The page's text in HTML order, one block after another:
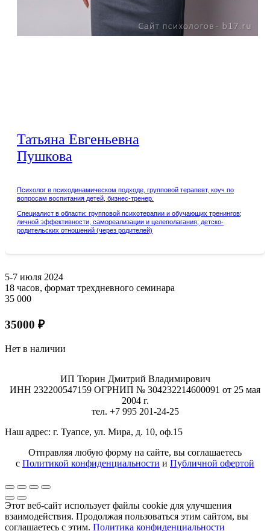
Татьяна Евгеньевна
Пушкова
Психолог в психодинамическом подходе, групповой терапевт, коуч по
вопросам воспитания детей, бизнес-тренер.
Специалист в области: групповой психотерапии и обучающих тренингов;
личной эффективности, самореализации и целеполагания; детско-
родительских отношений (через родителей)
5-7 июля 2024
18 часов, формат трехдневного семинара
35 000
35000 ₽
Нет в наличии
ИП Тюрин Дмитрий Владимирович
ИНН 232200547159 ОГРНИП № 304232214600091 от 25 мая
2004 г.
тел. +7 995 201-24-25
Наш адрес: г. Туапсе, ул. Мира, д. 10, оф.15
Отправляя любую форму на сайте, вы соглашаетесь
с Политикой конфиденциальности и Публичной офертой
Этот веб-сайт использует файлы cookie для улучшения
взаимодействия. Продолжая пользоваться этим сайтом, вы
соглашаетесь с этим. Политика конфиденциальности